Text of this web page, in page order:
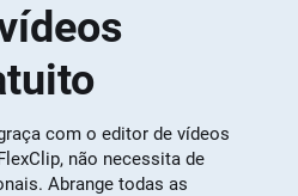
com o editor de vídeos
não necessita de
Abrange todas as